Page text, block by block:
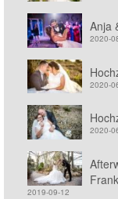
Anja
2020-
2020-
2020-
2019-09-12